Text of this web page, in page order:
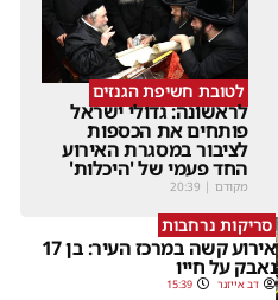
לטובת חשיפת הגנזים
לראשונה: גדולי ישראל
פותחים את הכספות
לציבור במסגרת האירוע
החד פעמי של 'היכלות'
מקודם |
20:39
סריקות נרחבות
אירוע קשה במרכז העיר: בן 17
נאבק על חייו
דב אייזנר 15:39